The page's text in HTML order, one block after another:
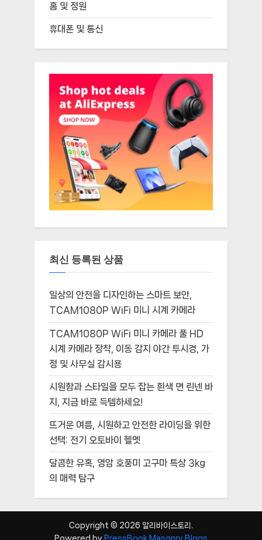
홈 및 정원
휴대폰 및 통신
최신 등록된 상품
일상의 안전을 디자인하는 스마트 보안,
TCAM1080P WiFi 미니 시계 카메라
TCAM1080P WiFi 미니 카메라 풀 HD
시계 카메라 장착, 이동 감지 야간 투시경, 가
정 및 사무실 감시용
시원함과 스타일을 모두 잡는 흰색 면 린넨 바
지, 지금 바로 득템하세요!
뜨거운 여름, 시원하고 안전한 라이딩을 위한
선택: 전기 오토바이 헬멧
달콤한 유혹, 영암 호풍미 고구마 특상 3kg
의 매력 탐구
Copyright © 2026 알리바이스토리.